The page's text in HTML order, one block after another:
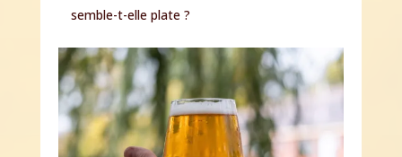
semble-t-elle plate ?